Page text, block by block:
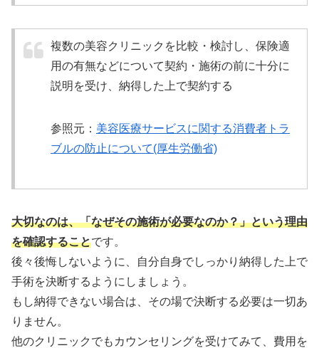
複数の美容クリニックを比較・検討し、保険適
用の有無などについて契約・施術の前に十分に
説明を受け、納得した上で契約する
参照元： 美容医療サービスに関する消費者トラ
ブルの防止について(厚生労働省)
大切なのは、「なぜその施術が必要なのか？」という理由
を確認することです。
後々後悔しないように、自分自身でしっかり納得した上で
手術を決断するようにしましょう。
もし納得できない場合は、その場で決断する必要は一切あ
りません。
他のクリニックでもカウンセリングを受けてみて、費用を